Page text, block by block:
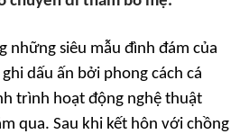
những siêu mẫu đình đám của
dấu ấn bởi phong cách cá
trình hoạt động nghệ thuật
qua. Sau khi kết hôn với chồng